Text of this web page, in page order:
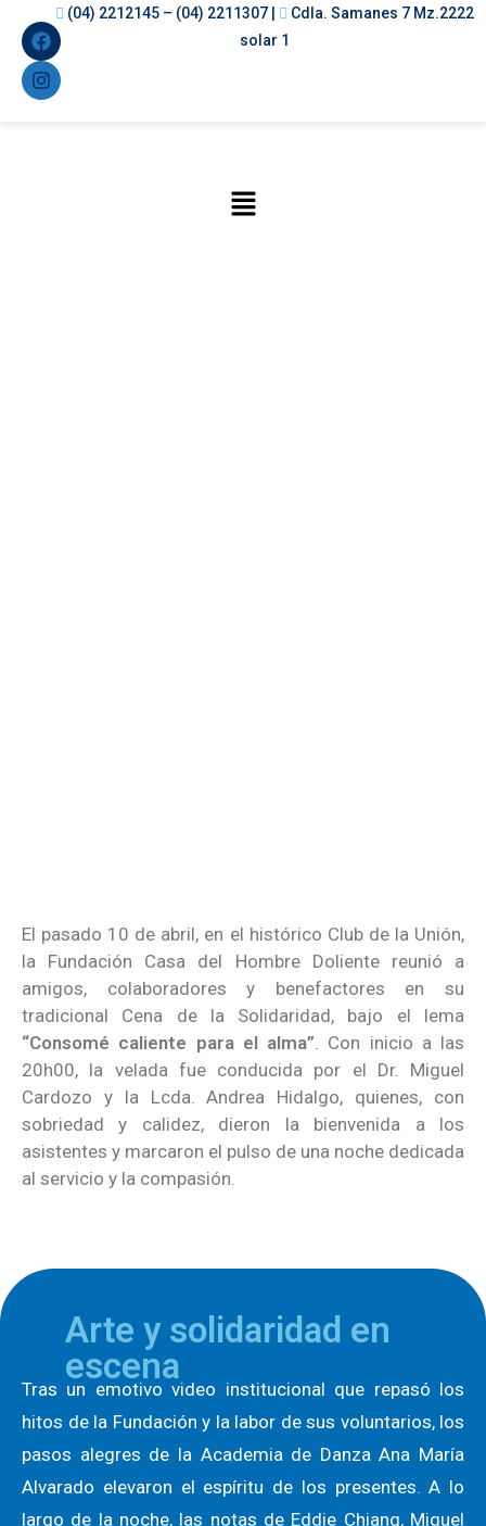
(04) 2212145 – (04) 2211307 |
Cdla. Samanes 7 Mz.2222
solar 1
El pasado 10 de abril, en el histórico Club de la Unión,
la Fundación Casa del Hombre Doliente reunió a
amigos, colaboradores y benefactores en su
tradicional Cena de la Solidaridad, bajo el lema
“Consomé caliente para el alma”. Con inicio a las
20h00, la velada fue conducida por el Dr. Miguel
Cardozo y la Lcda. Andrea Hidalgo, quienes, con
sobriedad y calidez, dieron la bienvenida a los
asistentes y marcaron el pulso de una noche dedicada
al servicio y la compasión.
Arte y solidaridad en
escena
Tras un emotivo video institucional que repasó los
hitos de la Fundación y la labor de sus voluntarios, los
pasos alegres de la Academia de Danza Ana María
Alvarado elevaron el espíritu de los presentes. A lo
largo de la noche, las notas de Eddie Chiang, Miguel